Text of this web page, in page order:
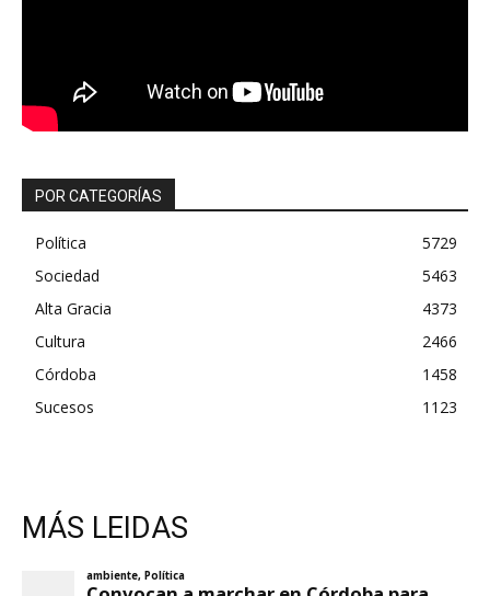
POR CATEGORÍAS
Política
5729
Sociedad
5463
Alta Gracia
4373
Cultura
2466
Córdoba
1458
Sucesos
1123
MÁS LEIDAS